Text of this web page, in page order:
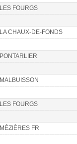
LES FOURGS
LA CHAUX-DE-FONDS
PONTARLIER
MALBUISSON
LES FOURGS
MÉZIÈRES FR